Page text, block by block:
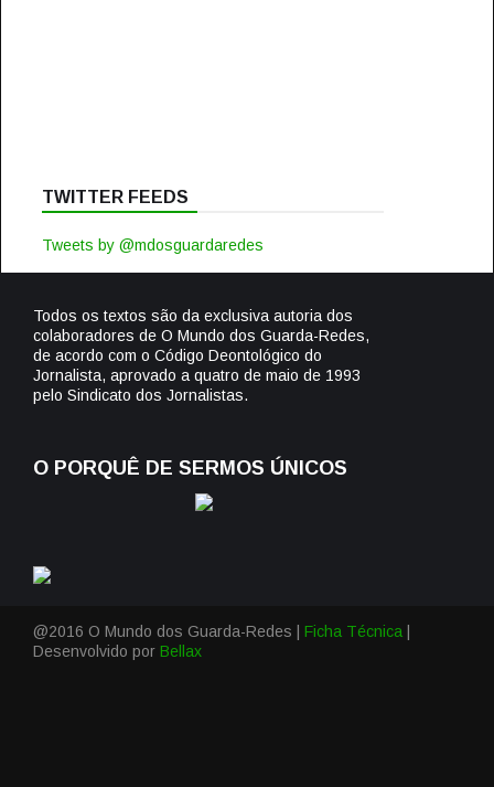
TWITTER FEEDS
Tweets by @mdosguardaredes
Todos os textos são da exclusiva autoria dos
colaboradores de O Mundo dos Guarda-Redes,
de acordo com o Código Deontológico do
Jornalista, aprovado a quatro de maio de 1993
pelo Sindicato dos Jornalistas.
O PORQUÊ DE SERMOS ÚNICOS
@2016 O Mundo dos Guarda-Redes | Ficha Técnica
Desenvolvido por Bellax